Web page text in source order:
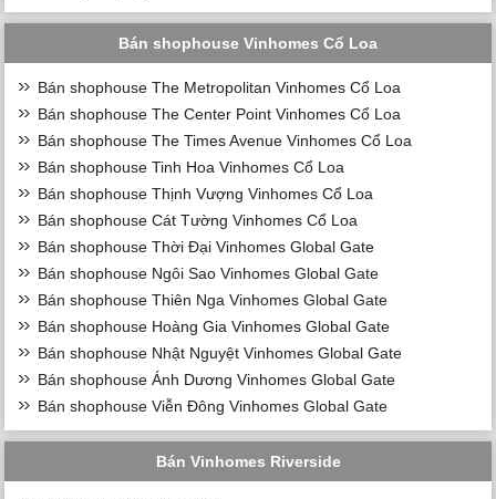
Bán shophouse Vinhomes Cổ Loa
Bán shophouse The Metropolitan Vinhomes Cổ Loa
Bán shophouse The Center Point Vinhomes Cổ Loa
Bán shophouse The Times Avenue Vinhomes Cổ Loa
Bán shophouse Tinh Hoa Vinhomes Cổ Loa
Bán shophouse Thịnh Vượng Vinhomes Cổ Loa
Bán shophouse Cát Tường Vinhomes Cổ Loa
Bán shophouse Thời Đại Vinhomes Global Gate
Bán shophouse Ngôi Sao Vinhomes Global Gate
Bán shophouse Thiên Nga Vinhomes Global Gate
Bán shophouse Hoàng Gia Vinhomes Global Gate
Bán shophouse Nhật Nguyệt Vinhomes Global Gate
Bán shophouse Ánh Dương Vinhomes Global Gate
Bán shophouse Viễn Đông Vinhomes Global Gate
Bán Vinhomes Riverside